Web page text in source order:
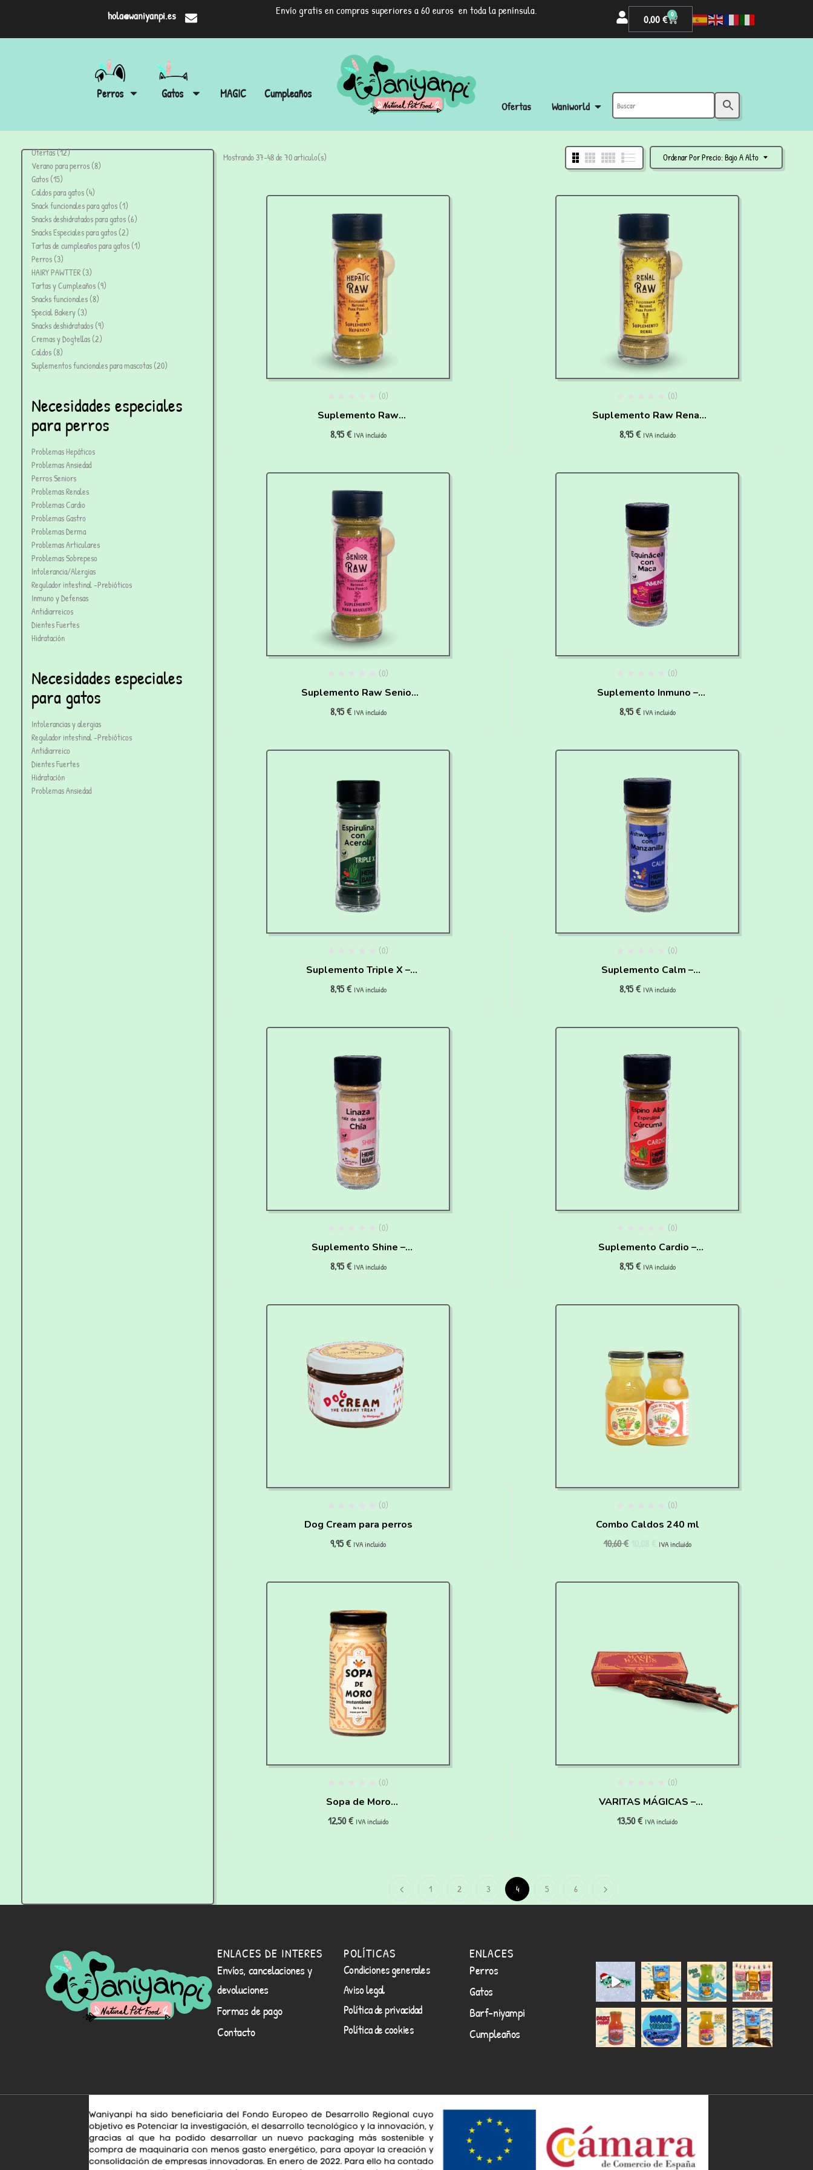
hola@waniyanpi.es Envío gratis en compras superiores a 60 euros en toda la península.
0,00€ 0
Perros Gatos MAGIC Cumpleaños
Ofertas Waniworld
Ofertas 12
Verano para perros 8
Gatos 15
Caldos para gatos 4
Snack funcionales para gatos 1
Snacks deshidratados para gatos 6
Snacks Especiales para gatos 2
Tartas de cumpleaños para gatos 1
Perros 3
HAIRY PAWTTER 3
Tartas y Cumpleaños 9
Snacks funcionales 8
Special Bakery 3
Snacks deshidratados 9
Cremas y Dogtellas 2
Caldos 8
Suplementos funcionales para mascotas 20
Necesidades especiales
para perros
Problemas Hepáticos
Problemas Ansiedad
Perros Seniors
Problemas Renales
Problemas Cardio
Problemas Gastro
Problemas Derma
Problemas Articulares
Problemas Sobrepeso
Intolerancia/Alergias
Regulador intestinal -Prebióticos
Inmuno y Defensas
Antidiarreicos
Dientes Fuertes
Hidratación
Necesidades especiales
para gatos
Intolerancias y alergias
Regulador intestinal -Prebióticos
Antidiarreico
Dientes Fuertes
Hidratación
Problemas Ansiedad
Ordenar Por Precio: Bajo A Alto
Mostrando 37–48 de 70 articulo(s)
(0)
Suplemento Raw
Hepático para perros
8,95€ IVA incluido
(0)
Suplemento Raw Renal
para perros Waniyanpi
8,95€ IVA incluido
(0)
Suplemento Raw Senior
para perros Waniyanpi
8,95€ IVA incluido
(0)
Suplemento Inmuno –
Equinácea y maca para
8,95€ IVA incluido
(0)
Suplemento Triple X –
Espirulina & Acerola para
8,95€ IVA incluido
(0)
Suplemento Calm –
Shwagandha y manzanilla
8,95€ IVA incluido
(0)
Suplemento Shine –
Linaza, Bardana y Chia
8,95€ IVA incluido
(0)
Suplemento Cardio –
Espino y Curcuma para
8,95€ IVA incluido
(0)
Dog Cream para perros
9,95€ IVA incluido
(0)
Combo Caldos 240 ml
10,60€ IVA incluido
(0)
Sopa de Moro
instantánea para Perros y
12,50€ IVA incluido
(0)
VARITAS MÁGICAS –
HAIRY PAWTTER
13,50€ IVA incluido
1 2 3 4 5 6
ENLACES DE INTERES
Envíos, cancelaciones y
devoluciones
Formas de pago
Contacto
POLÍTICAS
Condiciones generales
Aviso legal
Política de privacidad
Política de cookies
ENLACES
Perros
Gatos
Barf-niyampi
Cumpleaños